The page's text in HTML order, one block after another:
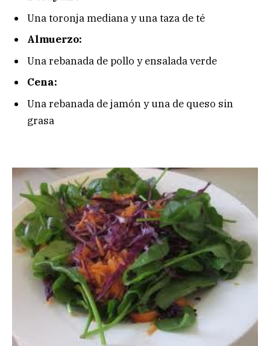
Una toronja mediana y una taza de té
Almuerzo:
Una rebanada de pollo y ensalada verde
Cena:
Una rebanada de jamón y una de queso sin
grasa